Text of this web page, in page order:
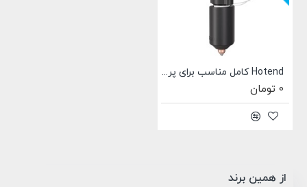
Hotend کامل مناسب برای پرینتر سه بعدی Creality Hi
0 تومان
از همین برند